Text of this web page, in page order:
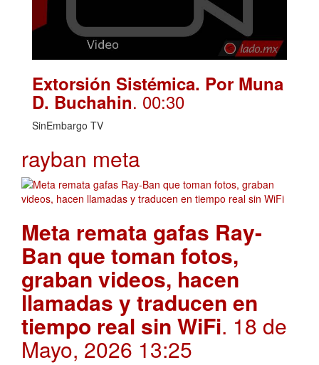
Extorsión Sistémica. Por Muna
D. Buchahin. 00:30
SinEmbargo TV
rayban meta
Meta remata gafas Ray-
Ban que toman fotos,
graban videos, hacen
llamadas y traducen en
tiempo real sin WiFi. 18 de
Mayo, 2026 13:25